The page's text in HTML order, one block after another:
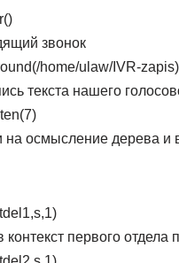
звонок
home/ulaw/IVR-zapis)
текста нашего
осмысление дерева и
первого